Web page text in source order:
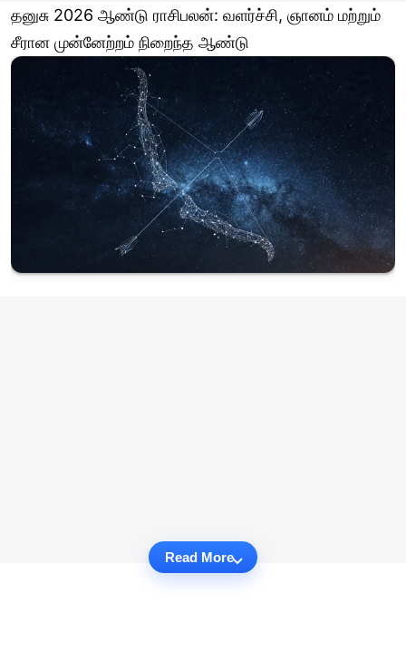
தனுசு 2026 ஆண்டு ராசிபலன்: வளர்ச்சி, ஞானம் மற்றும்
சீரான முன்னேற்றம் நிறைந்த ஆண்டு
Read More